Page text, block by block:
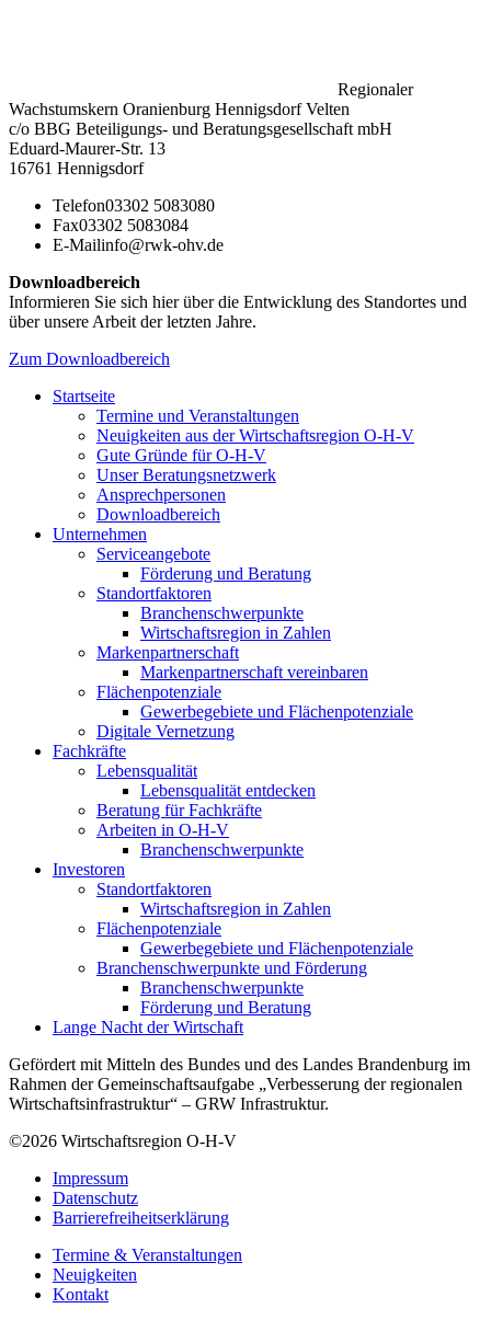
Regionaler
Wachstumskern Oranienburg Hennigsdorf Velten
c/o BBG Beteiligungs- und Beratungsgesellschaft mbH
Eduard-Maurer-Str. 13
16761 Hennigsdorf
Telefon03302 5083080
Fax03302 5083084
E-Mailinfo@rwk-ohv.de
Downloadbereich
Informieren Sie sich hier über die Entwicklung des Standortes und
über unsere Arbeit der letzten Jahre.
Zum Downloadbereich
Startseite
Termine und Veranstaltungen
Neuigkeiten aus der Wirtschaftsregion O-H-V
Gute Gründe für O-H-V
Unser Beratungsnetzwerk
Ansprechpersonen
Downloadbereich
Unternehmen
Serviceangebote
Förderung und Beratung
Standortfaktoren
Branchenschwerpunkte
Wirtschaftsregion in Zahlen
Markenpartnerschaft
Markenpartnerschaft vereinbaren
Flächenpotenziale
Gewerbegebiete und Flächenpotenziale
Digitale Vernetzung
Fachkräfte
Lebensqualität
Lebensqualität entdecken
Beratung für Fachkräfte
Arbeiten in O-H-V
Branchenschwerpunkte
Investoren
Standortfaktoren
Wirtschaftsregion in Zahlen
Flächenpotenziale
Gewerbegebiete und Flächenpotenziale
Branchenschwerpunkte und Förderung
Branchenschwerpunkte
Förderung und Beratung
Lange Nacht der Wirtschaft
Gefördert mit Mitteln des Bundes und des Landes Brandenburg im
Rahmen der Gemeinschaftsaufgabe „Verbesserung der regionalen
Wirtschaftsinfrastruktur“ – GRW Infrastruktur.
©2026 Wirtschaftsregion O-H-V
Impressum
Datenschutz
Barrierefreiheitserklärung
Termine & Veranstaltungen
Neuigkeiten
Kontakt